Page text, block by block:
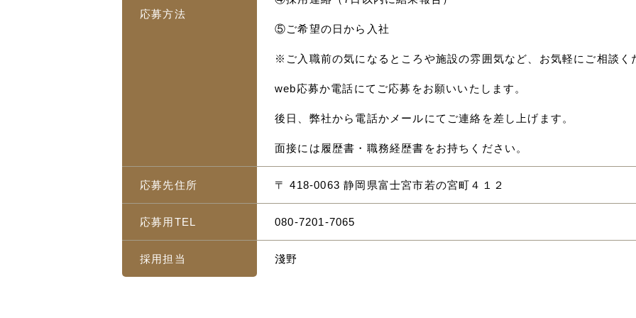
応募方法
⑤ご希望の日から入社
※ご入職前の気になるところや施設の雰囲気など、お気軽にご相談く
web応募か電話にてご応募をお願いいたします。
後日、弊社から電話かメールにてご連絡を差し上げます。
面接には履歴書・職務経歴書をお持ちください。
応募先住所 〒 418-0063 静岡県富士宮市若の宮町４１２
応募用TEL 080-7201-7065
採用担当 淺野